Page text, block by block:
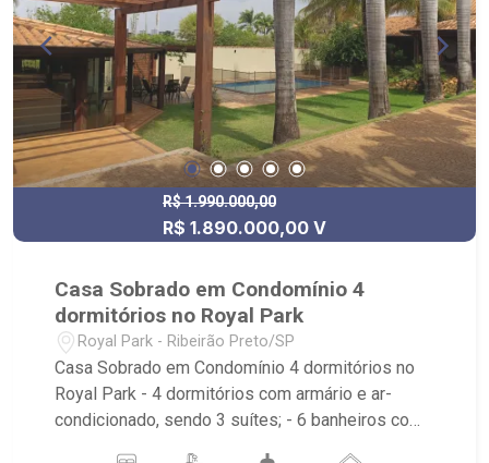
R$ 1.990.000,00
R$ 1.890.000,00 V
Casa Sobrado em Condomínio 4
dormitórios no Royal Park
Royal Park - Ribeirão Preto/SP
Casa Sobrado em Condomínio 4 dormitórios no
Royal Park - 4 dormitórios com armário e ar-
condicionado, sendo 3 suítes; - 6 banheiros com